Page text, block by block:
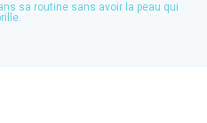
sa routine sans avoir la peau qui